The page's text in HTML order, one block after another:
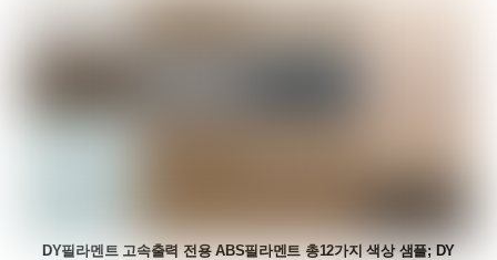
DY필라멘트 고속출력 전용 ABS필라멘트 총12가지 색상 샘플; DY